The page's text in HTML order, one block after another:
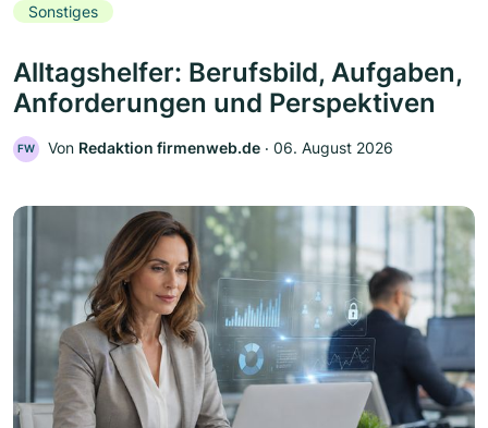
Sonstiges
Alltagshelfer: Berufsbild, Aufgaben,
Anforderungen und Perspektiven
FW Von Redaktion firmenweb.de ‧ 06. August 2026